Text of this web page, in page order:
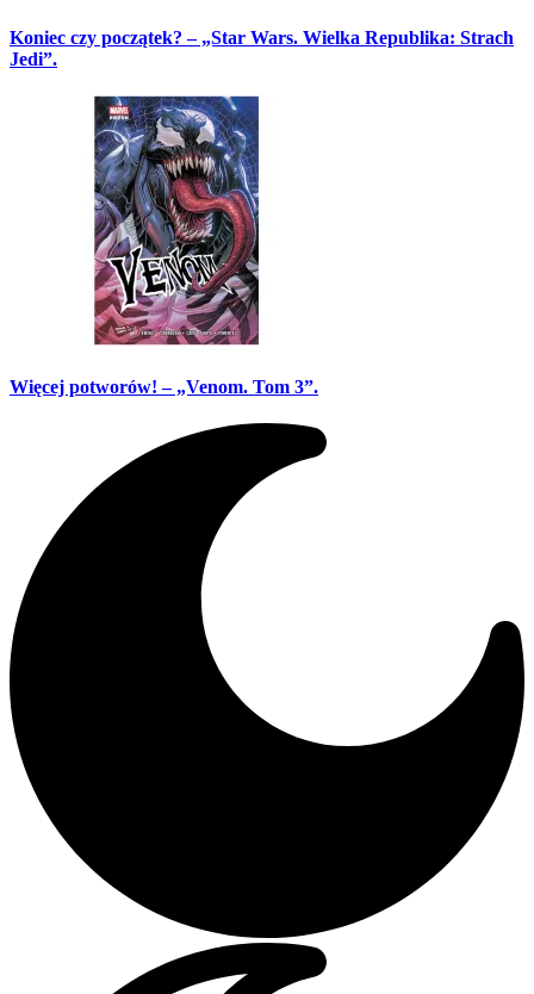
Koniec czy początek? – „Star Wars. Wielka Republika: Strach
Jedi”.
Więcej potworów! – „Venom. Tom 3”.